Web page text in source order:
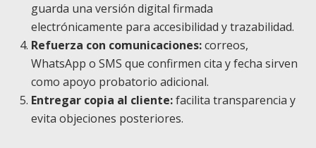
guarda una versión digital firmada
electrónicamente para accesibilidad y trazabilidad.
Refuerza con comunicaciones:correos,
WhatsApp o SMS que confirmen cita y fecha sirven
como apoyo probatorio adicional.
Entregar copia al cliente:facilita transparencia y
evita objeciones posteriores.